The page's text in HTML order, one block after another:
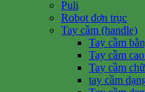
Puli
Robot đơn trục
Tay cầm (handle)
Tay cầm
Tay cầm
Tay cầm
tay cầm